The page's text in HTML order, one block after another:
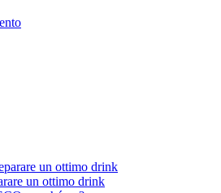
un ottimo drink